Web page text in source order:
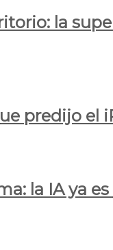
la
predijo el
la IA ya